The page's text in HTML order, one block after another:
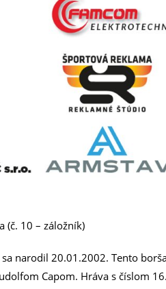
(č. 10 – záložník)
narodil 20.01.2002. Tento
Capom. Hráva s číslom